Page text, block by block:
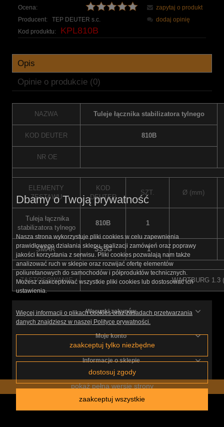
Ocena:
Producent:
TEP DEUTER s.c.
Kod produktu:
KPL810B
zapytaj o produkt
dodaj opinię
Opis
Opinie o produkcie (0)
NAZWA Tuleje łącznika stabilizatora tylnego
KOD DEUTER 810B
NR OE
ELEMENTY
ZESTAWU
KOD
DEUTER
SZT. Ø (mm)
Tuleja łącznika
stabilizatora tylnego
810B 1
SMAR SS5G 1
ZASTOSOWANIE WARTBURG 1.3
Warunki zakupów
Moje konto
Informacje o sklepie
pokaż pełną wersję strony
Sklep internetowy Shoper.pl
Dbamy o Twoją prywatność
Nasza strona wykorzystuje pliki cookies w celu zapewnienia
prawidłowego działania sklepu, realizacji zamówień oraz poprawy
jakości korzystania z serwisu. Pliki cookies pozwalają nam także
analizować ruch w sklepie oraz rozwijać ofertę elementów
poliuretanowych do samochodów i półproduktów technicznych.
Możesz zaakceptować wszystkie pliki cookies lub dostosować ich
ustawienia.
Więcej informacji o plikach cookies oraz zasadach przetwarzania
danych znajdziesz w naszej Polityce prywatności.
zaakceptuj tylko niezbędne
dostosuj zgody
zaakceptuj wszystkie